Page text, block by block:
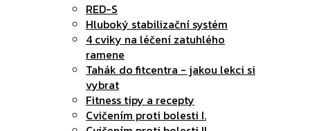
RED-S
Hluboký stabilizační systém
4 cviky na léčení zatuhlého
ramene
Tahák do fitcentra - jakou lekci si
vybrat
Fitness tipy a recepty
Cvičením proti bolesti I.